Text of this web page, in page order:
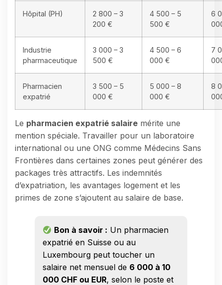
Hôpital (PH)
2 800 – 3
200 €
4 500 – 5
500 €
6
Industrie
pharmaceutique
3 000 – 3
500 €
4 500 – 6
000 €
7
Pharmacien
expatrié
3 500 – 5
000 €
5 000 – 8
000 €
8
Le pharmacien expatrié salaire mérite une
mention spéciale. Travailler pour un laboratoire
international ou une ONG comme Médecins Sans
Frontières dans certaines zones peut générer des
packages très attractifs. Les indemnités
d’expatriation, les avantages logement et les
primes de zone s’ajoutent au salaire de base.
Bon à savoir : Un pharmacien
expatrié en Suisse ou au
Luxembourg peut toucher un
salaire net mensuel de 6 000 à 10
000 CHF ou EUR, selon le poste et